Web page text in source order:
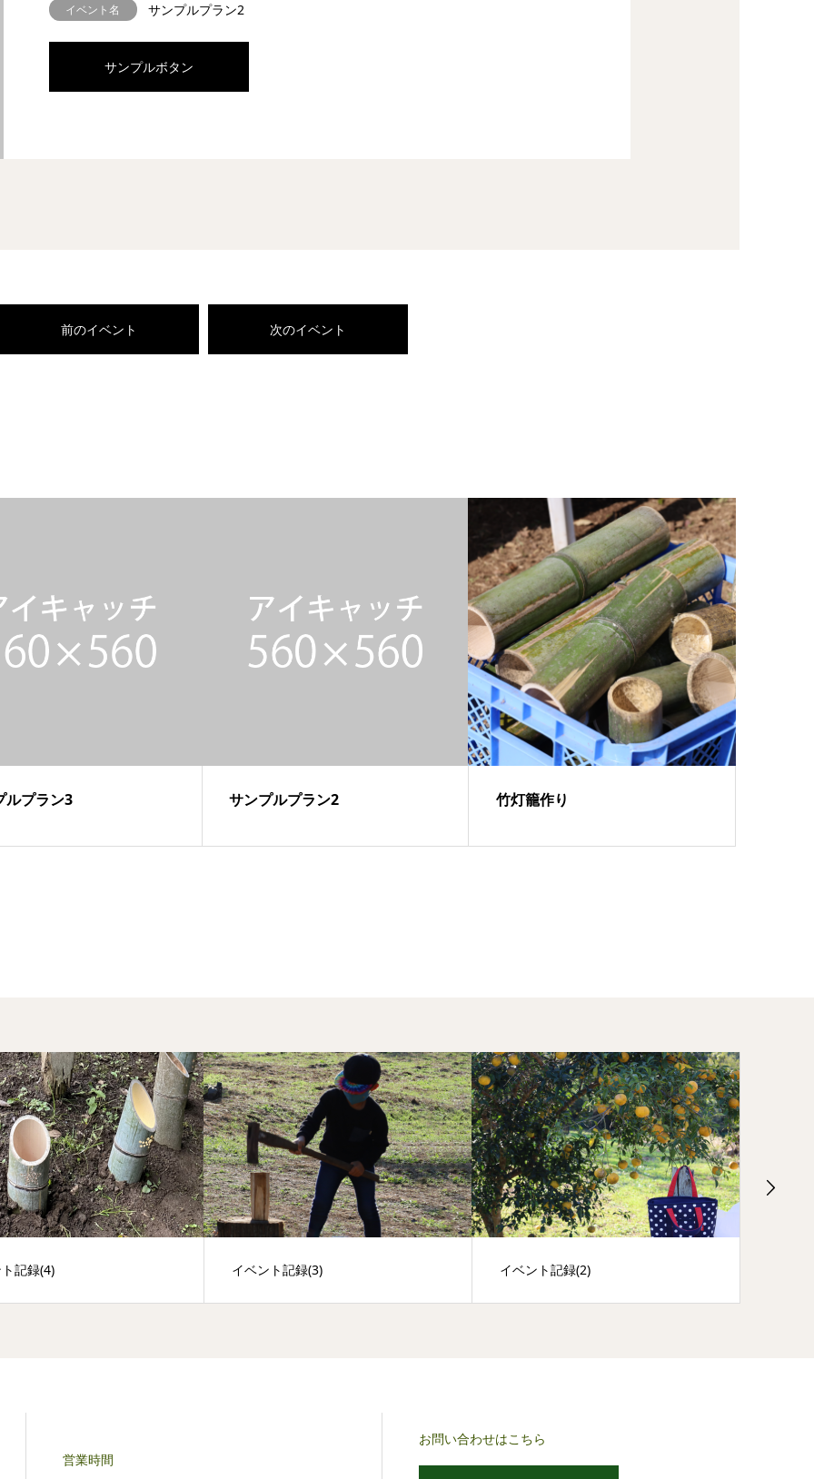
イベント名 サンプルプラン2
サンプルボタン
前のイベント 次のイベント
ルプラン3 サンプルプラン2 竹灯籠作り
記録(4) イベント記録(3) イベント記録(2)
営業時間
お問い合わせはこちら